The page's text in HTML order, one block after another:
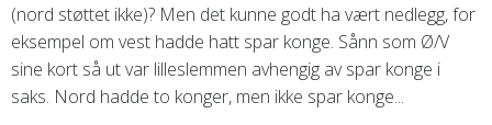
(nord støttet ikke)? Men det kunne godt ha vært nedlegg, for
eksempel om vest hadde hatt spar konge. Sånn som Ø/V
sine kort så ut var lilleslemmen avhengig av spar konge i
saks. Nord hadde to konger, men ikke spar konge...